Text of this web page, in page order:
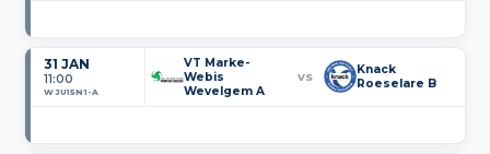
31 JAN
11:00
WJU15N1-A
VT Marke-
Webis
Wevelgem A
VS
Knack
Roeselare B